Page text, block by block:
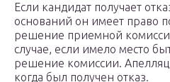
Если кандидат получает
оснований он имеет право
решение приемной
случае, если имело место
решение комиссии.
когда был получен отказ.